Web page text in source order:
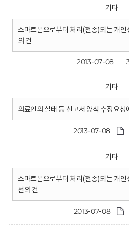
기타
스마트폰으로부터 처리(전송)되는 개인
의 건
2013-07-08
기타
의료인의 실태 등 신고서 양식 수정요청
2013-07-08
기타
스마트폰으로부터 처리(전송)되는 개인
선의 건
2013-07-08